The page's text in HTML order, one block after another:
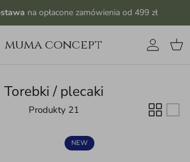
na opłacone zamówienia od 499 zł
muma concept Konto
Torebki / plecaki
Produkty 21
NEW